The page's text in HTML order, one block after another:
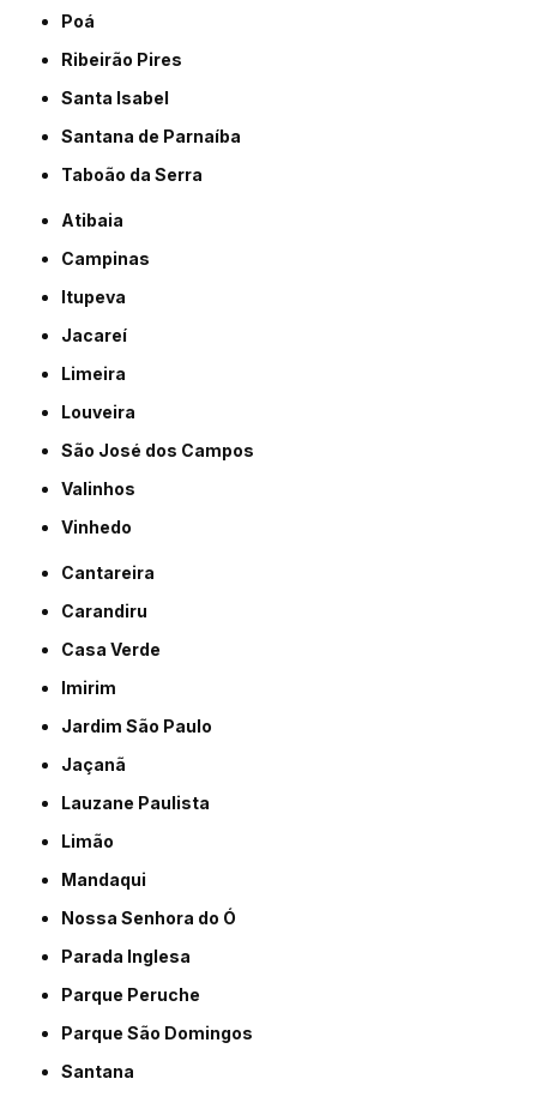
Poá
Ribeirão Pires
Santa Isabel
Santana de Parnaíba
Taboão da Serra
Atibaia
Campinas
Itupeva
Jacareí
Limeira
Louveira
São José dos Campos
Valinhos
Vinhedo
Cantareira
Carandiru
Casa Verde
Imirim
Jardim São Paulo
Jaçanã
Lauzane Paulista
Limão
Mandaqui
Nossa Senhora do Ó
Parada Inglesa
Parque Peruche
Parque São Domingos
Santana